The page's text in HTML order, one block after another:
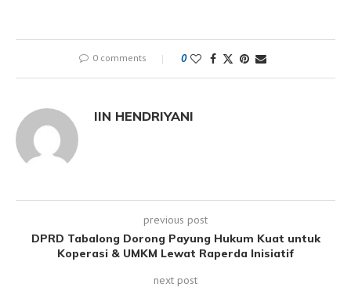
0 comments 0
IIN HENDRIYANI
previous post
DPRD Tabalong Dorong Payung Hukum Kuat untuk
Koperasi & UMKM Lewat Raperda Inisiatif
next post